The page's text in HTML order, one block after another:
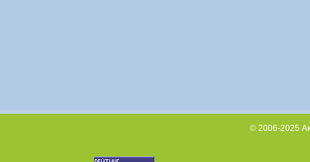
© 2006-2025